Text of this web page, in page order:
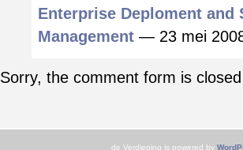
Enterprise Deploment and
Management — 23 mei
Sorry, the comment form is
de Verdieping is powered by